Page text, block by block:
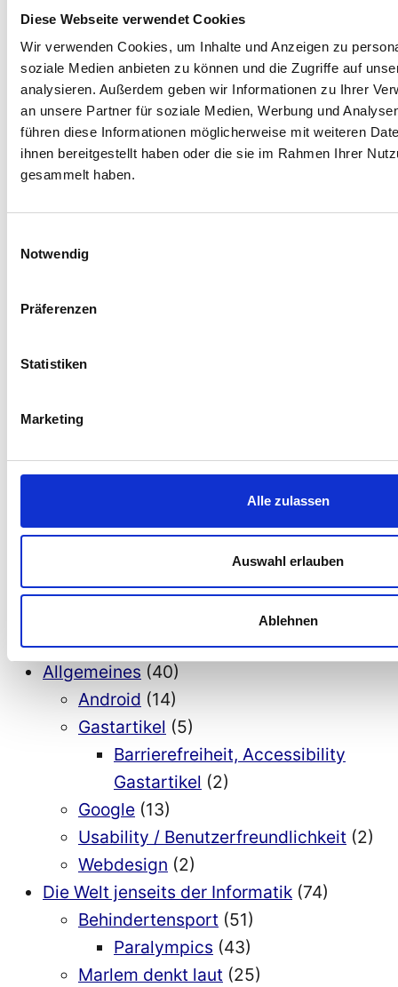
Diese Webseite verwendet Cookies
Wir verwenden Cookies, um Inhalte und Anzeigen zu
soziale Medien anbieten zu können und die Zugriffe auf
analysieren. Außerdem geben wir Informationen zu Ihrer
an unsere Partner für soziale Medien, Werbung und
führen diese Informationen möglicherweise mit weiteren
ihnen bereitgestellt haben oder die sie im Rahmen Ihrer
gesammelt haben.
Notwendig
Präferenzen
Statistiken
Marketing
Alle zulassen
Auswahl erlauben
Ablehnen
2a Barrierefreiheit bei
Entwicklungsumgebungen
(9)
3 Barrierefreie Appentwicklung(38)
Progressive Web Apps(5)
4 barrierefreie Apps(13)
5 Barrierefreiheit bei
Betriebssystemen
6 Assistive bzw. unterstützende
Behinderungen
Allgemein(155)
Barrierefreiheit bei SAP(1)
Barrierefreiheit bei Smartphones(5)
Barrierefreiheit Wordpress(1)
Digitale Barrierefreiheit und KI(14)
Informatik inklusive(42)
Allgemeines (40)
Android (14)
Gastartikel (5)
Barrierefreiheit, Accessibility
Gastartikel (2)
Google (13)
Usability / Benutzerfreundlichkeit (2)
Webdesign (2)
Die Welt jenseits der Informatik (74)
Behindertensport (51)
Paralympics (43)
Marlem denkt laut (25)